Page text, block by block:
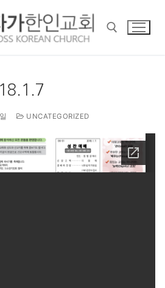
UNCATEGORIZED